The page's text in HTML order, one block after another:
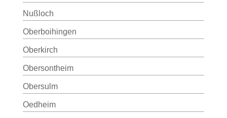
Nußloch
Oberboihingen
Oberkirch
Obersontheim
Obersulm
Oedheim